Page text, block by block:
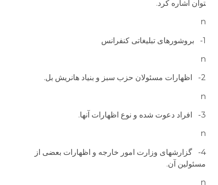
توان اشاره کرد.
n
1- بروشورهای تبلیغاتی کنفرانس
n
2- اظهارات مسئولان حزب سبز و بنیاد هانریش بل.
n
3- افراد دعوت شده و نوع اظهارات آنها.
n
4- گزارشهای وزارت امور خارجه و اظهارات بعضی از
مسئولین آن.
n